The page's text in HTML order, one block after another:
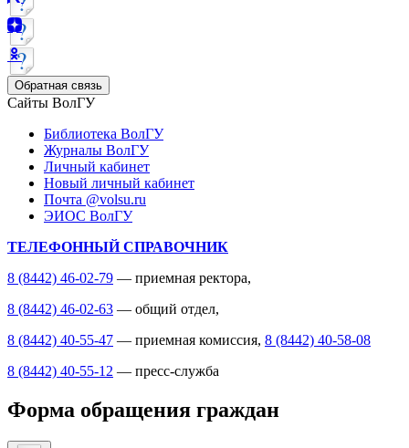
Обратная связь
Сайты ВолГУ
Библиотека ВолГУ
Журналы ВолГУ
Личный кабинет
Новый личный кабинет
Почта @volsu.ru
ЭИОС ВолГУ
ТЕЛЕФОННЫЙ СПРАВОЧНИК
8 (8442) 46-02-79 — приемная ректора,
8 (8442) 46-02-63 — общий отдел,
8 (8442) 40-55-47 — приемная комиссия, 8 (8442) 40-58-08
8 (8442) 40-55-12 — пресс-служба
Форма обращения граждан